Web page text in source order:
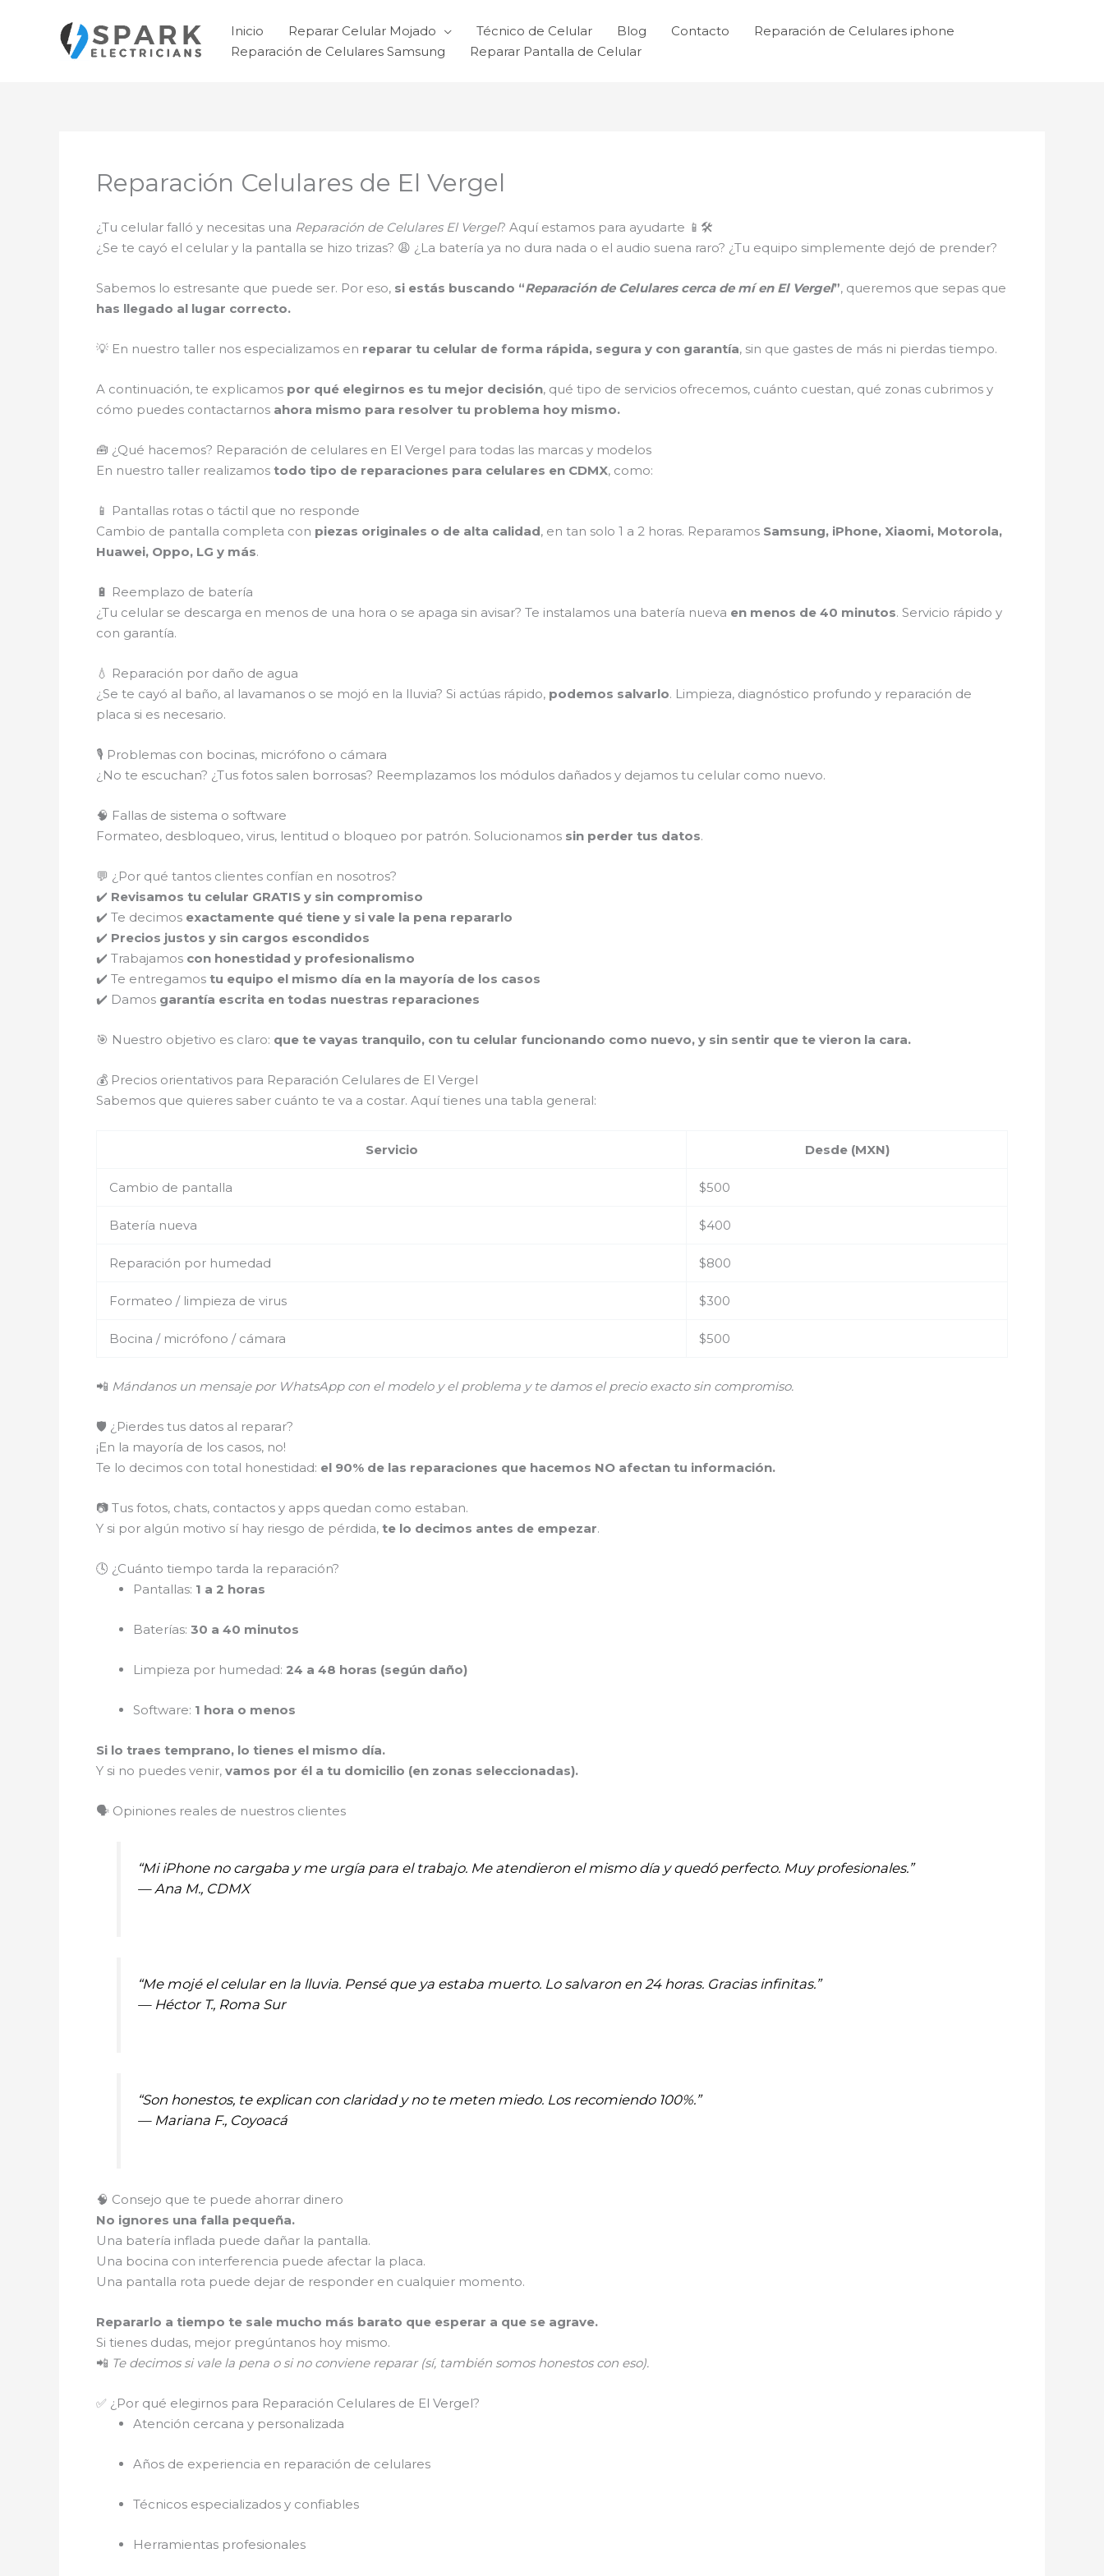
contenido
Inicio Reparar Celular Mojado Técnico de Celular Blog Contacto
Reparación de Celulares iphone
Reparación de Celulares Samsung
Reparar Pantalla de Celular
Reparación Celulares de El Vergel
¿Tu celular falló y necesitas una Reparación de Celulares El Vergel? Aquí estamos para ayudarte 📱🛠️
¿Se te cayó el celular y la pantalla se hizo trizas? 😩 ¿La batería ya no dura nada o el audio suena raro? ¿Tu equipo simplemente dejó de prender?
Sabemos lo estresante que puede ser. Por eso, si estás buscando “Reparación de Celulares cerca de mí en El Vergel”, queremos que sepas que
has llegado al lugar correcto.
💡 En nuestro taller nos especializamos en reparar tu celular de forma rápida, segura y con garantía, sin que gastes de más ni pierdas tiempo.
A continuación, te explicamos por qué elegirnos es tu mejor decisión, qué tipo de servicios ofrecemos, cuánto cuestan, qué zonas cubrimos y
cómo puedes contactarnos ahora mismo para resolver tu problema hoy mismo.
🧰 ¿Qué hacemos? Reparación de celulares en El Vergel para todas las marcas y modelos
En nuestro taller realizamos todo tipo de reparaciones para celulares en CDMX, como:
📱 Pantallas rotas o táctil que no responde
Cambio de pantalla completa con piezas originales o de alta calidad, en tan solo 1 a 2 horas. Reparamos Samsung, iPhone, Xiaomi, Motorola,
Huawei, Oppo, LG y más.
🔋 Reemplazo de batería
¿Tu celular se descarga en menos de una hora o se apaga sin avisar? Te instalamos una batería nueva en menos de 40 minutos. Servicio rápido y
con garantía.
💧 Reparación por daño de agua
¿Se te cayó al baño, al lavamanos o se mojó en la lluvia? Si actúas rápido, podemos salvarlo. Limpieza, diagnóstico profundo y reparación de
placa si es necesario.
🎙️ Problemas con bocinas, micrófono o cámara
¿No te escuchan? ¿Tus fotos salen borrosas? Reemplazamos los módulos dañados y dejamos tu celular como nuevo.
🧠 Fallas de sistema o software
Formateo, desbloqueo, virus, lentitud o bloqueo por patrón. Solucionamos sin perder tus datos.
💬 ¿Por qué tantos clientes confían en nosotros?
✔️ Revisamos tu celular GRATIS y sin compromiso
✔️ Te decimos exactamente qué tiene y si vale la pena repararlo
✔️ Precios justos y sin cargos escondidos
✔️ Trabajamos con honestidad y profesionalismo
✔️ Te entregamos tu equipo el mismo día en la mayoría de los casos
✔️ Damos garantía escrita en todas nuestras reparaciones
🎯 Nuestro objetivo es claro: que te vayas tranquilo, con tu celular funcionando como nuevo, y sin sentir que te vieron la cara.
💰 Precios orientativos para Reparación Celulares de El Vergel
Sabemos que quieres saber cuánto te va a costar. Aquí tienes una tabla general:
Servicio Desde (MXN)
Cambio de pantalla $500
Batería nueva $400
Reparación por humedad $800
Formateo / limpieza de virus $300
Bocina / micrófono / cámara $500
📲 Mándanos un mensaje por WhatsApp con el modelo y el problema y te damos el precio exacto sin compromiso.
🛡️ ¿Pierdes tus datos al reparar?
¡En la mayoría de los casos, no!
Te lo decimos con total honestidad: el 90% de las reparaciones que hacemos NO afectan tu información.
📷 Tus fotos, chats, contactos y apps quedan como estaban.
Y si por algún motivo sí hay riesgo de pérdida, te lo decimos antes de empezar.
🕓 ¿Cuánto tiempo tarda la reparación?
Pantallas: 1 a 2 horas
Baterías: 30 a 40 minutos
Limpieza por humedad: 24 a 48 horas (según daño)
Software: 1 hora o menos
Si lo traes temprano, lo tienes el mismo día.
Y si no puedes venir, vamos por él a tu domicilio (en zonas seleccionadas).
🗣️ Opiniones reales de nuestros clientes
“Mi iPhone no cargaba y me urgía para el trabajo. Me atendieron el mismo día y quedó perfecto. Muy profesionales.”
— Ana M., CDMX
“Me mojé el celular en la lluvia. Pensé que ya estaba muerto. Lo salvaron en 24 horas. Gracias infinitas.”
— Héctor T., Roma Sur
“Son honestos, te explican con claridad y no te meten miedo. Los recomiendo 100%.”
— Mariana F., Coyoacá
🧠 Consejo que te puede ahorrar dinero
No ignores una falla pequeña.
Una batería inflada puede dañar la pantalla.
Una bocina con interferencia puede afectar la placa.
Una pantalla rota puede dejar de responder en cualquier momento.
Repararlo a tiempo te sale mucho más barato que esperar a que se agrave.
Si tienes dudas, mejor pregúntanos hoy mismo.
📲 Te decimos si vale la pena o si no conviene reparar (sí, también somos honestos con eso).
✅ ¿Por qué elegirnos para Reparación Celulares de El Vergel?
Atención cercana y personalizada
Años de experiencia en reparación de celulares
Técnicos especializados y confiables
Herramientas profesionales